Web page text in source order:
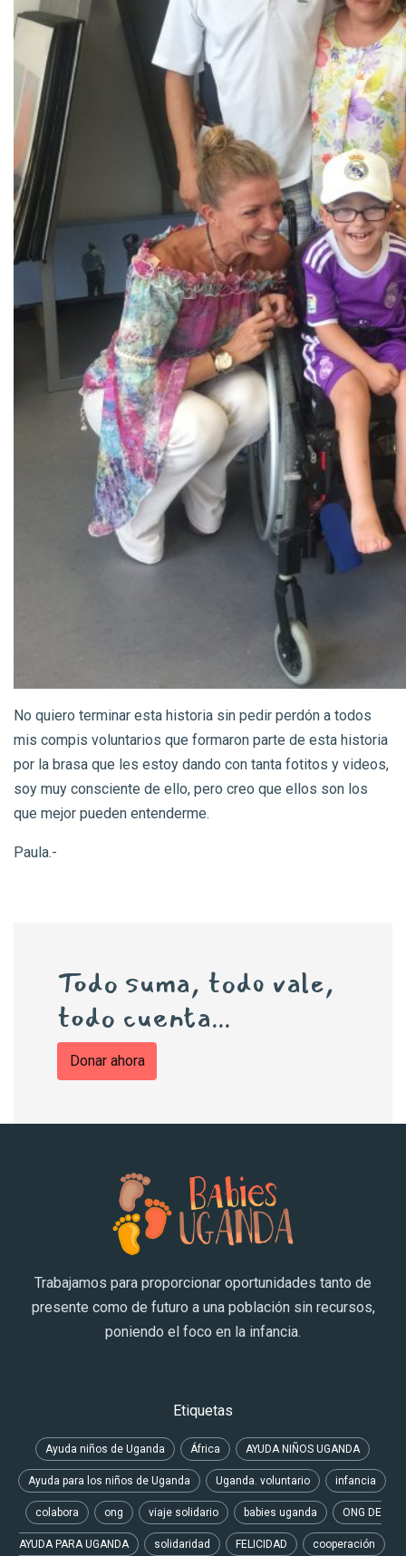
No quiero terminar esta historia sin pedir perdón a todos
mis compis voluntarios que formaron parte de esta historia
por la brasa que les estoy dando con tanta fotitos y videos,
soy muy consciente de ello, pero creo que ellos son los
que mejor pueden entenderme.
Paula.-
Todo suma, todo vale,
todo cuenta...
Donar ahora
Trabajamos para proporcionar oportunidades tanto de
presente como de futuro a una población sin recursos,
poniendo el foco en la infancia.
Etiquetas
Ayuda niños de Uganda África AYUDA NIÑOS UGANDA
Ayuda para los niños de Uganda Uganda. voluntario infancia
colabora ong viaje solidario babies uganda ONG DE
AYUDA PARA UGANDA solidaridad FELICIDAD cooperación